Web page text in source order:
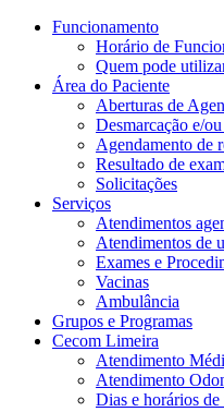
Funcionamento
Horário de
Quem pode
Área do Paciente
Aberturas de
Desmarcação e/
Agendamento de
Resultado de
Solicitações
Serviços
Atendimentos
Atendimentos de
Exames e
Vacinas
Ambulância
Grupos e Programas
Cecom Limeira
Atendimento
Atendimento
Dias e horários